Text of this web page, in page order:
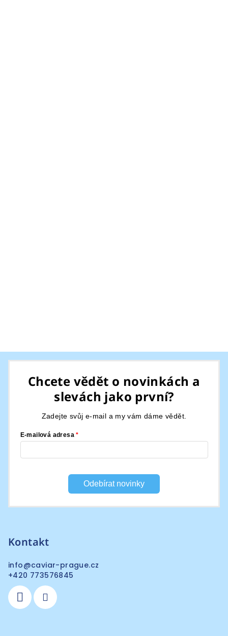
Chcete vědět o novinkách a
slevách jako první?
Zadejte svůj e-mail a my vám dáme vědět.
E-mailová adresa
Odebírat novinky
Kontakt
info@caviar-prague.cz
+420 773576845